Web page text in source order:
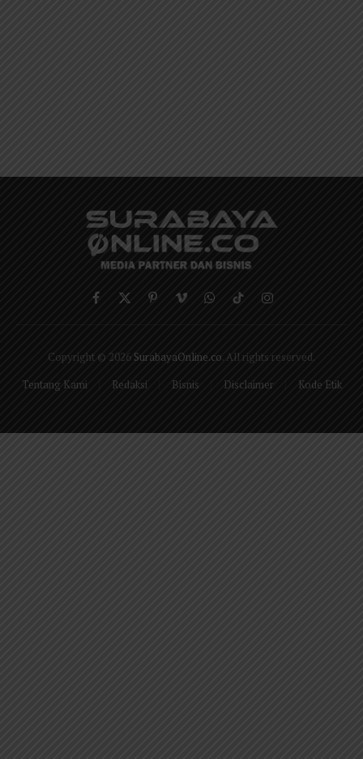
Facebook
X
PinterestVimeoWhatsApp
TikTokInstagram
Copyright © 2026 SurabayaOnline.co. All rights reserved.
Tentang Kami
Redaksi Bisnis Disclaimer Kode Etik